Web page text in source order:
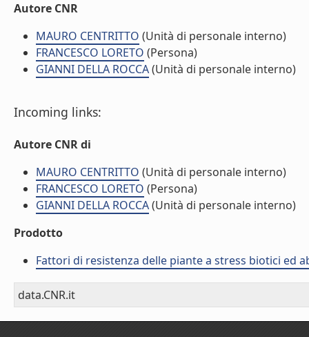
Autore CNR
MAURO CENTRITTO (Unità di personale interno)
FRANCESCO LORETO (Persona)
GIANNI DELLA ROCCA(Unità di personale interno)
Incoming links:
Autore CNR di
MAURO CENTRITTO (Unità di personale interno)
FRANCESCO LORETO (Persona)
GIANNI DELLA ROCCA(Unità di personale interno)
Prodotto
Fattori di resistenza delle piante a stress biotici ed
data.CNR.it